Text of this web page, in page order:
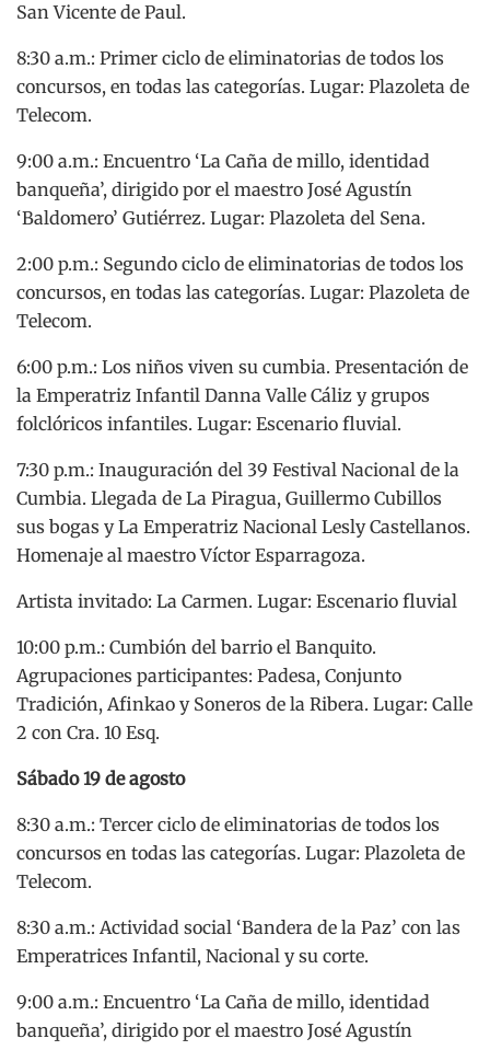
San Vicente de Paul.
8:30 a.m.: Primer ciclo de eliminatorias de todos los
concursos, en todas las categorías. Lugar: Plazoleta de
Telecom.
9:00 a.m.: Encuentro ‘La Caña de millo, identidad
banqueña’, dirigido por el maestro José Agustín
‘Baldomero’ Gutiérrez. Lugar: Plazoleta del Sena.
2:00 p.m.: Segundo ciclo de eliminatorias de todos los
concursos, en todas las categorías. Lugar: Plazoleta de
Telecom.
6:00 p.m.: Los niños viven su cumbia. Presentación de
la Emperatriz Infantil Danna Valle Cáliz y grupos
folclóricos infantiles. Lugar: Escenario fluvial.
7:30 p.m.: Inauguración del 39 Festival Nacional de la
Cumbia. Llegada de La Piragua, Guillermo Cubillos
sus bogas y La Emperatriz Nacional Lesly Castellanos.
Homenaje al maestro Víctor Esparragoza.
Artista invitado: La Carmen. Lugar: Escenario fluvial
10:00 p.m.: Cumbión del barrio el Banquito.
Agrupaciones participantes: Padesa, Conjunto
Tradición, Afinkao y Soneros de la Ribera. Lugar: Calle
2 con Cra. 10 Esq.
Sábado 19 de agosto
8:30 a.m.: Tercer ciclo de eliminatorias de todos los
concursos en todas las categorías. Lugar: Plazoleta de
Telecom.
8:30 a.m.: Actividad social ‘Bandera de la Paz’ con las
Emperatrices Infantil, Nacional y su corte.
9:00 a.m.: Encuentro ‘La Caña de millo, identidad
banqueña’, dirigido por el maestro José Agustín